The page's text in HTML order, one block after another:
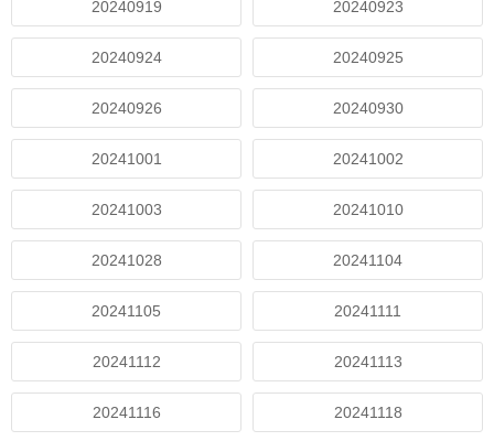
20240919 20240923
20240924 20240925
20240926 20240930
20241001 20241002
20241003 20241010
20241028 20241104
20241105 20241111
20241112 20241113
20241116 20241118